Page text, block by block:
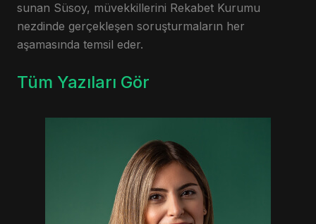
sunan Süsoy, müvekkillerini Rekabet Kurumu
nezdinde gerçekleşen soruşturmaların her
aşamasında temsil eder.
Tüm Yazıları Gör